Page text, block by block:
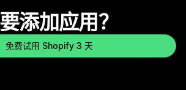
添加应用？
免费试用 Shopify 3 天